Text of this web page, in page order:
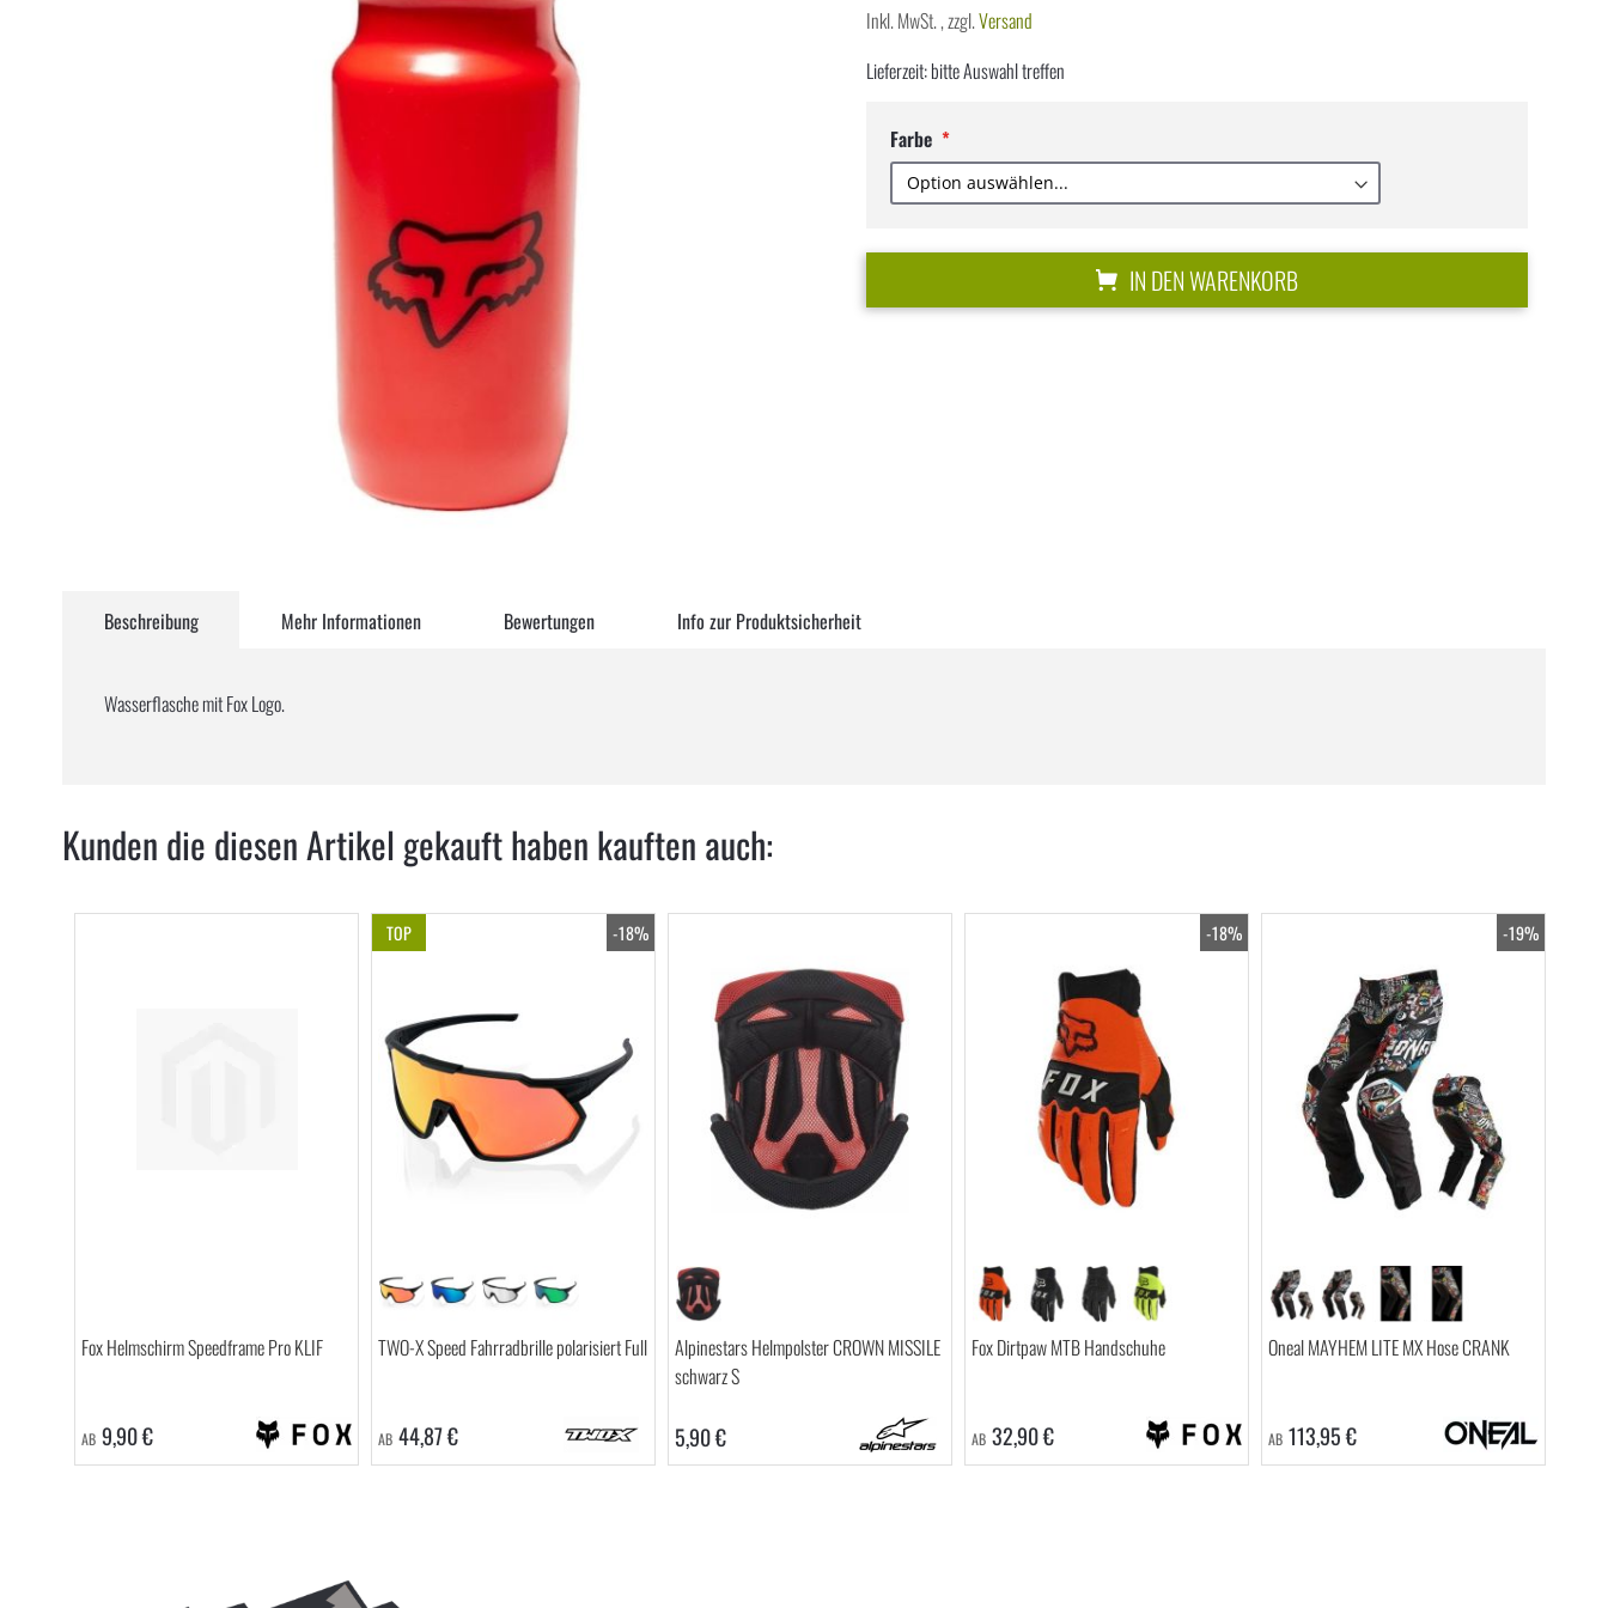
Inkl. MwSt.,zzgl.Versand
Lieferzeit: bitte Auswahl treffen
Farbe
IN DEN WARENKORB
Beschreibung
Wasserflasche mit Fox Logo.
Mehr Informationen Bewertungen Info zur Produktsicherheit
Kunden die diesen Artikel gekauft haben kauften auch:
Fox Helmschirm Speedframe Pro KLIF
AB 9,90 €
TOP -18%
TWO-X Speed Fahrradbrille polarisiert Full
AB 44,87 €
Alpinestars Helmpolster CROWN MISSILE
schwarz S
5,90 €
-18%
Fox Dirtpaw MTB Handschuhe
AB 32,90 €
-19%
Oneal MAYHEM LITE MX Hose CRANK
AB 113,95 €